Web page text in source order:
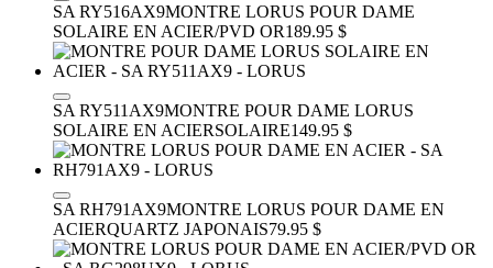
SA RY516AX9MONTRE LORUS POUR DAME
SOLAIRE EN ACIER/PVD OR189.95 $
SA RY511AX9MONTRE POUR DAME LORUS
SOLAIRE EN ACIERSOLAIRE149.95 $
SA RH791AX9MONTRE LORUS POUR DAME EN
ACIERQUARTZ JAPONAIS79.95 $